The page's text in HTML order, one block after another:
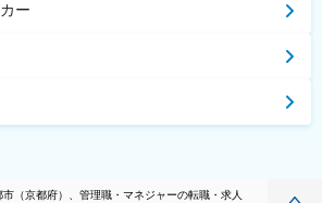
ー
（京都府）、管理職・マネジャーの転職・求人